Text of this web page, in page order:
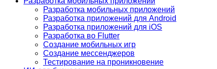
Разработка мобильных приложений
Разработка приложений для Android
Разработка приложений для iOS
Разработка во Flutter
Создание мобильных игр
Создание мессенджеров
Тестирование на проникновение